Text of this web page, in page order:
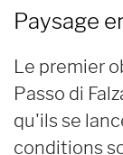
Paysage
Le premier
Passo di
qu'ils se
conditions